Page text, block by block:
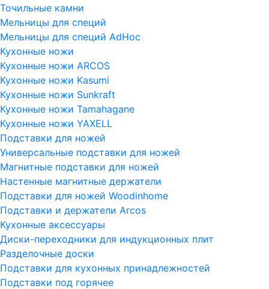
Точильные камни
Мельницы для специй
Мельницы для специй AdHoc
Кухонные ножи
Кухонные ножи ARCOS
Кухонные ножи Kasumi
Кухонные ножи Sunkraft
Кухонные ножи Tamahagane
Кухонные ножи YAXELL
Подставки для ножей
Универсальные подставки для ножей
Магнитные подставки для ножей
Настенные магнитные держатели
Подставки для ножей Woodinhome
Подставки и держатели Arcos
Кухонные аксессуары
Диски-переходники для индукционных плит
Разделочные доски
Подставки для кухонных принадлежностей
Подставки под горячее